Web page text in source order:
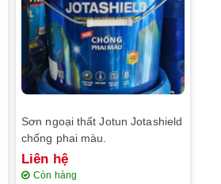
Sơn ngoại thất Jotun Jotashield
chống phai màu.
Liên hệ
Còn hàng